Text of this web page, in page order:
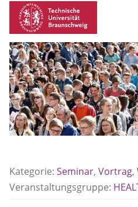
Kategorie: Seminar, Vortrag,
Veranstaltungsgruppe: